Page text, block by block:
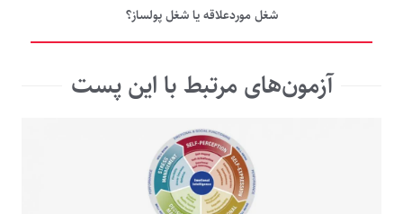
شغل موردعلاقه یا شغل پولساز؟
آزمون‌های مرتبط با این پست